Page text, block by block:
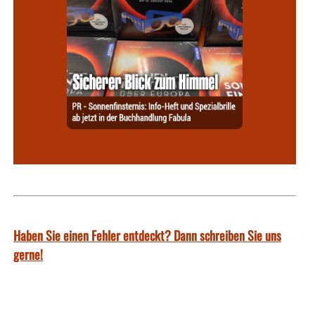
Haben Sie einen Fehler entdeckt? Dann schreiben Sie uns
gerne!